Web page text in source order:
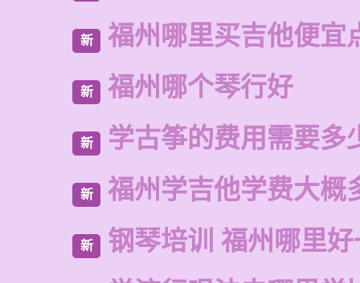
新 福州哪里买吉他便宜
新 福州哪个琴行好
新 学古筝的费用需要多
新 福州学吉他学费大概
新
钢琴培训 福州哪里